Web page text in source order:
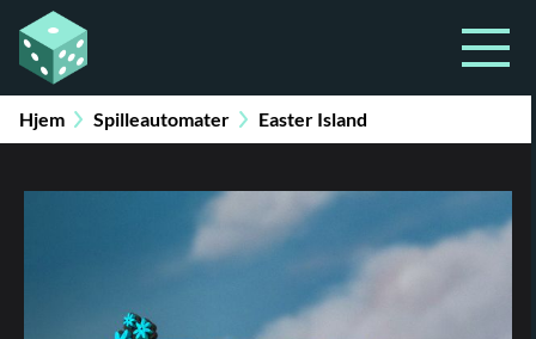
Hjem Spilleautomater Easter Island